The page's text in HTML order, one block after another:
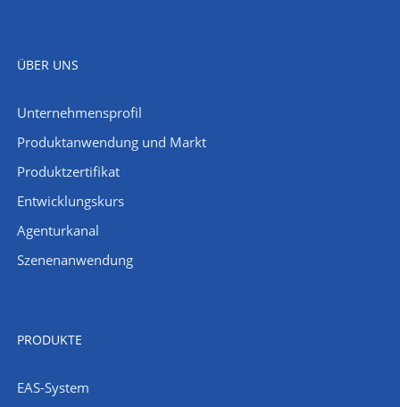
ÜBER UNS
Unternehmensprofil
​Produktanwendung und Markt
Produktzertifikat
Entwicklungskurs
Agenturkanal
Szenenanwendung
PRODUKTE
EAS-System